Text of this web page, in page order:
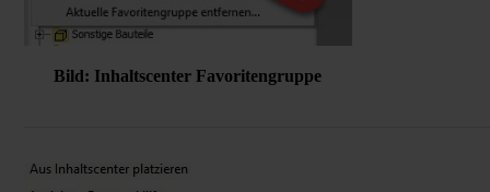
Bild: Inhaltscenter Favoritengruppe